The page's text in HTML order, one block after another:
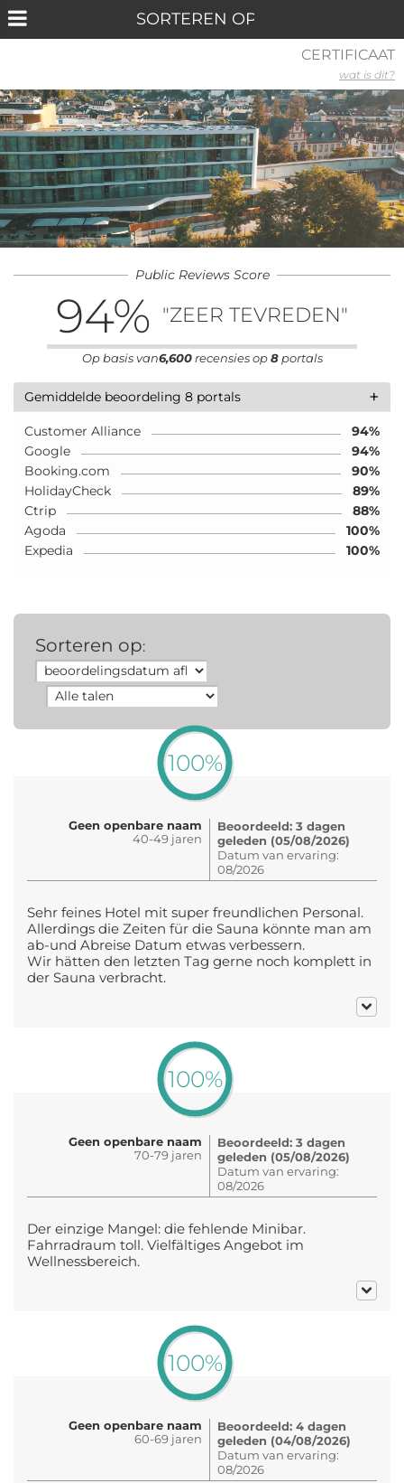
Public Reviews Score
94% "ZEER TEVREDEN"
Op basis van6,600recensies op8portals
+
Gemiddelde beoordeling 8 portals
Customer Alliance
94%
Google
94%
Booking.com
90%
HolidayCheck
89%
Ctrip
88%
Agoda
100%
Expedia
100%
Sorteren op:
100%
Geen openbare naam
40-49 jaren
Beoordeeld: 3 dagen
geleden (05/08/2026)
Datum van ervaring:
08/2026
Sehr feines Hotel mit super freundlichen Personal.
Allerdings die Zeiten für die Sauna könnte man am
ab-und Abreise Datum etwas verbessern.
Wir hätten den letzten Tag gerne noch komplett in
der Sauna verbracht.
100%
Geen openbare naam
70-79 jaren
Beoordeeld: 3 dagen
geleden (05/08/2026)
Datum van ervaring:
08/2026
Der einzige Mangel: die fehlende Minibar.
Fahrradraum toll. Vielfältiges Angebot im
Wellnessbereich.
100%
Geen openbare naam
60-69 jaren
Beoordeeld: 4 dagen
geleden (04/08/2026)
Datum van ervaring:
08/2026
CERTIFICAAT
wat is dit?